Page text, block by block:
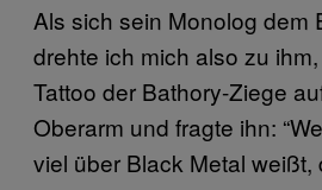
Als sich sein Monolog dem
drehte ich mich also zu
Tattoo der Bathory-Ziege
Oberarm und fragte ihn:
viel über Black Metal weißt,